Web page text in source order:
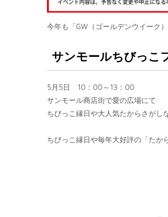
今年も「GW（ゴールデンウイーク
サンモールちびっこ
5月5日 10：00～13：00
サンモール商店街で愛の広場にて
ちびっこ縁日や大人気たからさがし
ちびっこ縁日や毎年大好評の「たか